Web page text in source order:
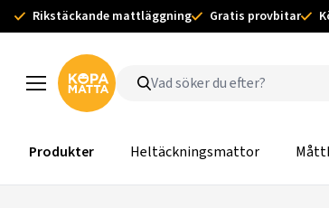
Rikstäckande mattläggning Gratis provbitar
Produkter Heltäckningsmattor